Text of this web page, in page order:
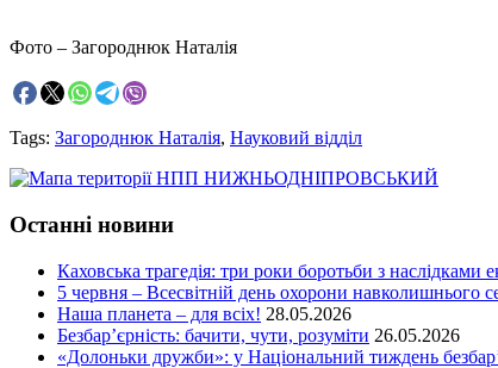
Фото – Загороднюк Наталія
Tags: Загороднюк Наталія, Науковий відділ
Останні новини
Каховська трагедія: три роки боротьби з наслідками
5 червня – Всесвітній день охорони навколишнього
Наша планета – для всіх! 28.05.2026
Безбар’єрність: бачити, чути, розуміти 26.05.2026
«Долоньки дружби»: у Національний тиждень